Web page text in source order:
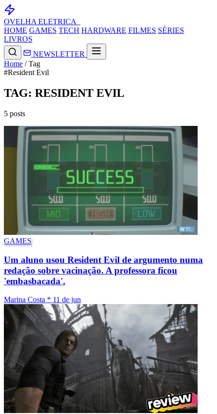
OVELHA ELETRICA_
HOME GAMES TECH HARDWARE FILMES SÉRIES
LIVROS
NEWSLETTER
Home / Tag
#Resident Evil
TAG: RESIDENT EVIL
5 posts
GAMES
Um aluno usou Resident Evil de argumento numa
redação sobre vacinação. A professora ficou
'embasbacada'.
Marina Costa * 11 de jun